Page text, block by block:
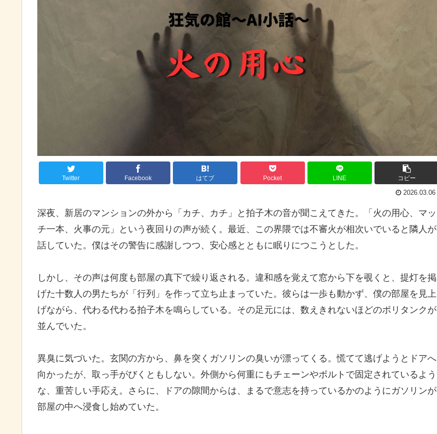
Twitter Facebook はてブ Pocket LINE コピー
2026.03.06
深夜、新居のマンションの外から「カチ、カチ」と拍子木の音が聞こえてきた。「火の用心、マッ
チ一本、火事の元」という夜回りの声が続く。最近、この界隈では不審火が相次いでいると隣人が
話していた。僕はその警告に感謝しつつ、安心感とともに眠りにつこうとした。
しかし、その声は何度も部屋の真下で繰り返される。違和感を覚えて窓から下を覗くと、提灯を掲
げた十数人の男たちが「行列」を作って立ち止まっていた。彼らは一歩も動かず、僕の部屋を見上
げながら、代わる代わる拍子木を鳴らしている。その足元には、数えきれないほどのポリタンクが
並んでいた。
異臭に気づいた。玄関の方から、鼻を突くガソリンの臭いが漂ってくる。慌てて逃げようとドアへ
向かったが、取っ手がびくともしない。外側から何重にもチェーンやボルトで固定されているよう
な、重苦しい手応え。さらに、ドアの隙間からは、まるで意志を持っているかのようにガソリンが
部屋の中へ浸食し始めていた。